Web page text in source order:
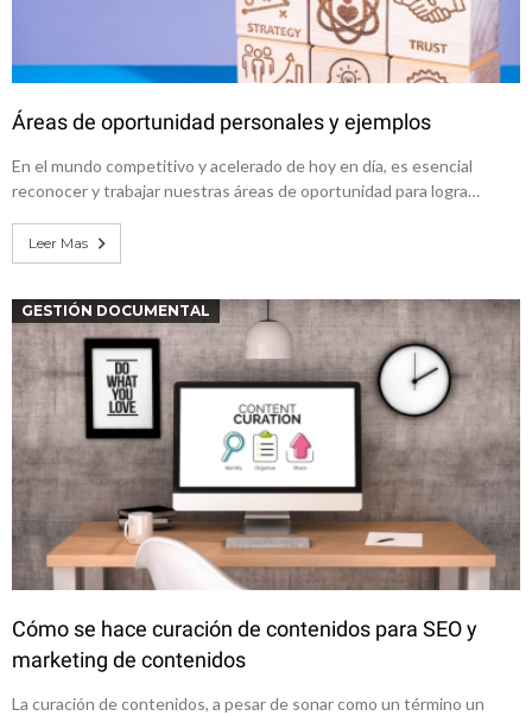
Áreas de oportunidad personales y ejemplos
En el mundo competitivo y acelerado de hoy en día, es esencial
reconocer y trabajar nuestras áreas de oportunidad para logra…
Leer Mas
GESTIÓN DOCUMENTAL
Cómo se hace curación de contenidos para SEO y
marketing de contenidos
La curación de contenidos, a pesar de sonar como un término un